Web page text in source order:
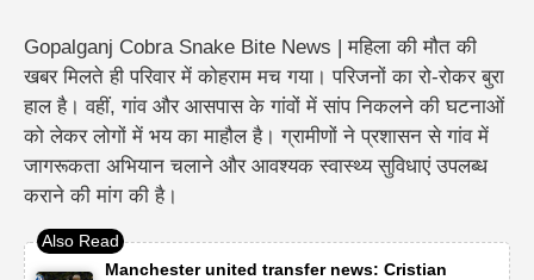
Gopalganj Cobra Snake Bite News | महिला की मौत की
खबर मिलते ही परिवार में कोहराम मच गया। परिजनों का रो-रोकर बुरा
हाल है। वहीं, गांव और आसपास के गांवों में सांप निकलने की घटनाओं
को लेकर लोगों में भय का माहौल है। ग्रामीणों ने प्रशासन से गांव में
जागरूकता अभियान चलाने और आवश्यक स्वास्थ्य सुविधाएं उपलब्ध
कराने की मांग की है।
Manchester united transfer news: Cristian